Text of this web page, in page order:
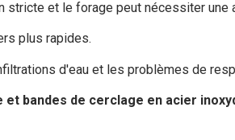
stricte et le forage peut nécessiter une
plus rapides.
d'eau et les problèmes de
bandes de cerclage en acier